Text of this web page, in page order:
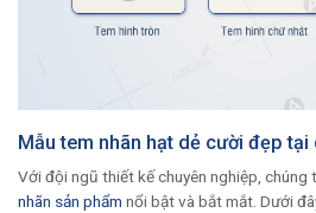
Mẫu tem nhãn hạt dẻ cười đẹp
Với đội ngũ thiết kế chuyên nghiệp, chúng
nhãn sản phẩm nổi bật và bắt mắt. Dưới